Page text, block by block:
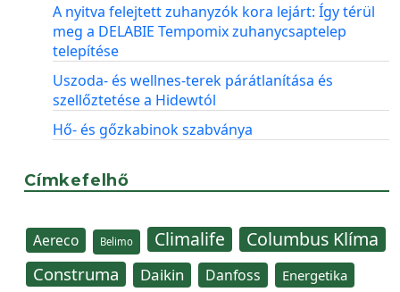
A nyitva felejtett zuhanyzók kora lejárt: Így térül
meg a DELABIE Tempomix zuhanycsaptelep
telepítése
Uszoda- és wellnes-terek párátlanítása és
szellőztetése a Hidewtól
Hő- és gőzkabinok szabványa
Címkefelhő
Aereco Belimo Climalife Columbus Klíma
Construma Daikin Danfoss Energetika